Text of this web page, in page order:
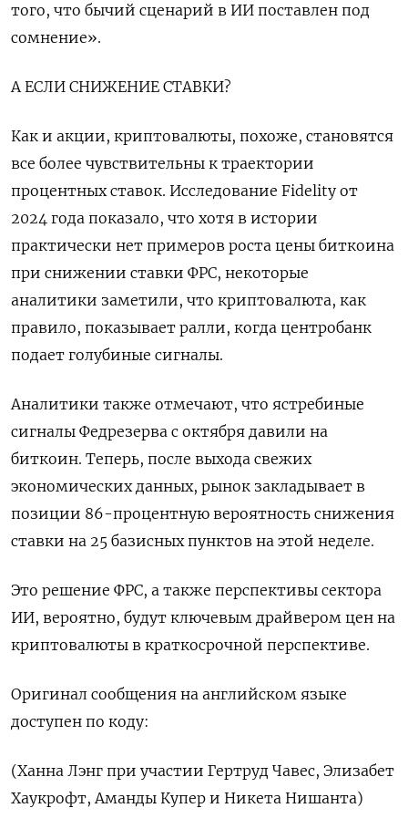
того, что бычий сценарий в ИИ поставлен под
сомнение».
А ЕСЛИ СНИЖЕНИЕ СТАВКИ?
Как и акции, криптовалюты, похоже, становятся
все более чувствительны к траектории
процентных ставок. Исследование Fidelity от
2024 года показало, что хотя в истории
практически нет примеров роста цены биткоина
при снижении ставки ФРС, некоторые
аналитики заметили, что криптовалюта, как
правило, показывает ралли, когда центробанк
подает голубиные сигналы.
Аналитики также отмечают, что ястребиные
сигналы Федрезерва с октября давили на
биткоин. Теперь, после выхода свежих
экономических данных, рынок закладывает в
позиции 86-процентную вероятность снижения
ставки на 25 базисных пунктов на этой неделе.
Это решение ФРС, а также перспективы сектора
ИИ, вероятно, будут ключевым драйвером цен на
криптовалюты в краткосрочной перспективе.
Оригинал сообщения на английском языке
доступен по коду:
(Ханна Лэнг при участии Гертруд Чавес, Элизабет
Хаукрофт, Аманды Купер и Никета Нишанта)